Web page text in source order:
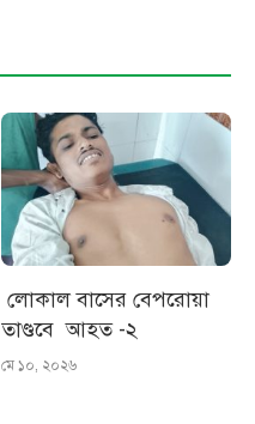
লোকাল বাসের বেপরোয়া
তাণ্ডবে আহত -২
মে ১০, ২০২৬